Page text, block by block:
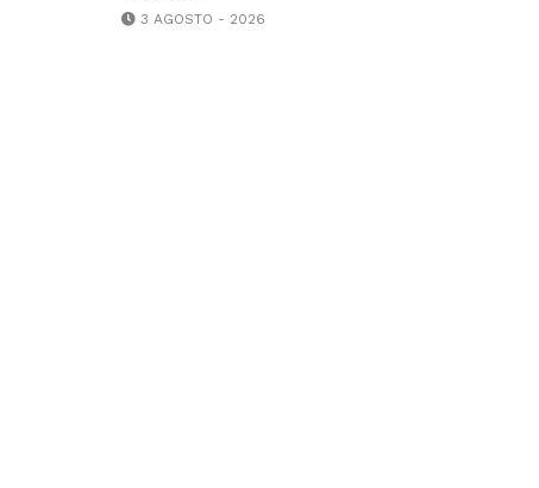
3 AGOSTO - 2026